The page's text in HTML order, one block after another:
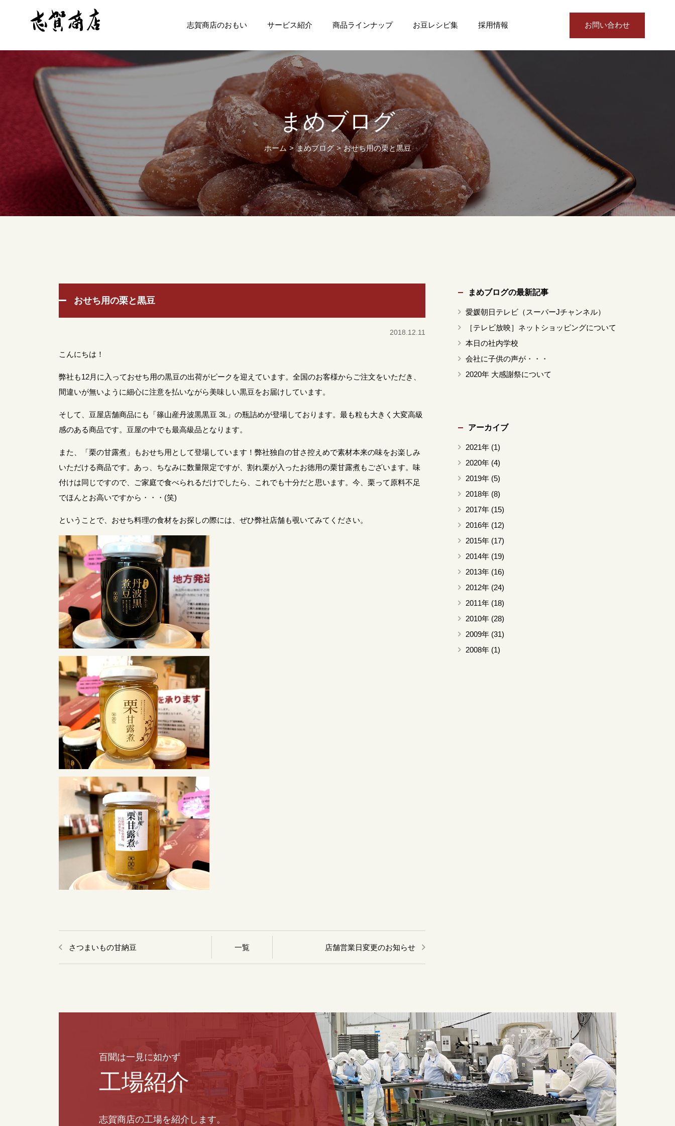
志賀商店のおもい サービス紹介 商品ラインナップ お豆レシピ集 採用情報 お問い合わせ
まめブログ
ホーム まめブログ おせち用の栗と黒豆
おせち用の栗と黒豆
2018.12.11
こんにちは！
弊社も12月に入っておせち用の黒豆の出荷がピークを迎えています。全国のお客様からご注文をいただき、
間違いが無いように細心に注意を払いながら美味しい黒豆をお届けしています。
そして、豆屋店舗商品にも「篠山産丹波黒黒豆 3L」の瓶詰めが登場しております。最も粒も大きく大変高級
感のある商品です。豆屋の中でも最高級品となります。
また、「栗の甘露煮」もおせち用として登場しています！弊社独自の甘さ控えめで素材本来の味をお楽しみ
いただける商品です。あっ、ちなみに数量限定ですが、割れ栗が入ったお徳用の栗甘露煮もございます。味
付けは同じですので、ご家庭で食べられるだけでしたら、これでも十分だと思います。今、栗って原料不足
でほんとお高いですから・・・(笑)
ということで、おせち料理の食材をお探しの際には、ぜひ弊社店舗も覗いてみてください。
さつまいもの甘納豆 一覧 店舗営業日変更のお知らせ
まめブログの最新記事
愛媛朝日テレビ（スーパーJチャンネル）
［テレビ放映］ネットショッピングについて
本日の社内学校
会社に子供の声が・・・
2020年 大感謝祭について
アーカイブ
2021年 (1)
2020年 (4)
2019年 (5)
2018年 (8)
2017年 (15)
2016年 (12)
2015年 (17)
2014年 (19)
2013年 (16)
2012年 (24)
2011年 (18)
2010年 (28)
2009年 (31)
2008年 (1)
百聞は一見に如かず
工場紹介
志賀商店の工場を紹介します。